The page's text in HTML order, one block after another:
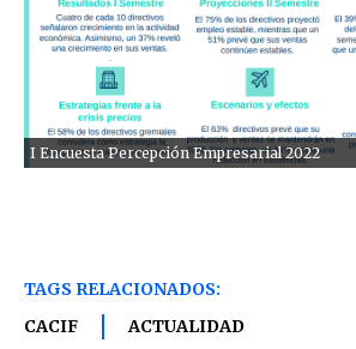
I Encuesta Percepción Empresarial 2022
TAGS RELACIONADOS:
CACIF
ACTUALIDAD